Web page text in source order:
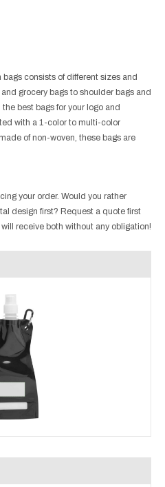
consists of different sizes and
grocery bags to shoulder bags and
best bags for your logo and
with a 1-color to multi-color
of non-woven, these bags are
your order. Would you rather
design first? Request a quote first
receive both without any obligation!